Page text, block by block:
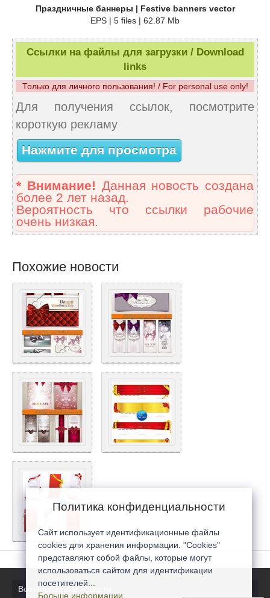
Праздничные баннеры | Festive banners vector
EPS | 5 files | 62.87 Mb
Ссылки на файлы для загрузки / Download
links
Только для личного пользования! / For personal use only!
Для получения ссылок, посмотрите
короткую рекламу
Нажмите для просмотра
* Внимание! Данная новость создана
более 2 лет назад.
Вероятность что ссылки рабочие
очень низкая.
Похожие новости
Все последние новости
Политика конфиденциальности
Сайт использует идентификационные файлы
cookies для хранения информации. "Cookies"
представляют собой файлы, которые могут
использоваться сайтом для идентификации
посетителей...
Больше информации